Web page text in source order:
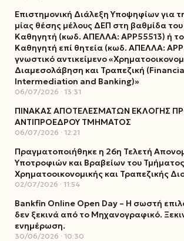
Επιστημονική Διάλεξη Υποψηφίων για
μίας θέσης μέλους ΔΕΠ στη βαθμίδα
Καθηγητή (κωδ. ΑΠΕΛΛΑ: ΑΡΡ55513) ή
Καθηγητή επί θητεία (κωδ. ΑΠΕΛΛΑ:
γνωστικό αντικείμενο
Διαμεσολάβηση και Τραπεζική
Intermediation and Banking)»
06/07/2026 13:31
ΠΙΝΑΚΑΣ ΑΠΟΤΕΛΕΣΜΑΤΩΝ ΕΚΛΟΓΗΣ
ΑΝΤΙΠΡΟΕΔΡΟΥ ΤΜΗΜΑΤΟΣ
06/07/2026 12:21
Πραγματοποιήθηκε η 26η Τελετή
Υποτροφιών και Βραβείων του Τμήματος
Χρηματοοικονομικής και Τραπεζικής
02/07/2026 11:54
Bankfin Online Open Day – Η σωστή
δεν ξεκινά από το Μηχανογραφικό.
ενημέρωση.
30/06/2026 10:30